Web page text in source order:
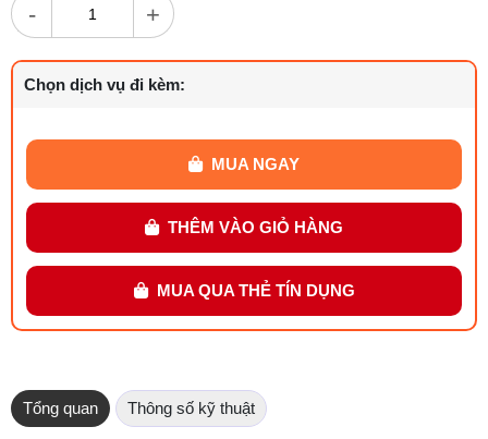
- +
Chọn dịch vụ đi kèm:
MUA NGAY
THÊM VÀO GIỎ HÀNG
MUA QUA THẺ TÍN DỤNG
Tổng quan Thông số kỹ thuật